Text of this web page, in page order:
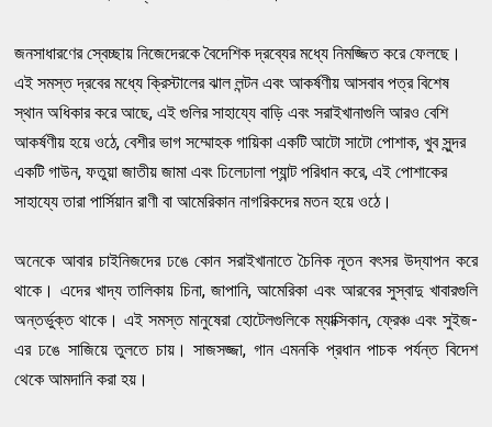
জনসাধারণের স্বেচ্ছায় নিজেদেরকে বৈদেশিক দ্রব্যের মধ্যে নিমজ্জিত করে ফেলছে।
এই সমস্ত দ্রবের মধ্যে ক্রিস্টালের ঝাল লন্টন এবং আকর্ষণীয় আসবাব পত্র বিশেষ
স্থান অধিকার করে আছে, এই গুলির সাহায্যে বাড়ি এবং সরাইখানাগুলি আরও বেশি
আকর্ষণীয় হয়ে ওঠে, বেশীর ভাগ সম্মােহক গায়িকা একটি আটো সাটো পােশাক, খুব সুন্দর
একটি গাউন, ফতুয়া জাতীয় জামা এবং ঢিলেঢালা প্যান্ট পরিধান করে, এই পােশাকের
সাহায্যে তারা পার্সিয়ান রাণী বা আমেরিকান নাগরিকদের মতন হয়ে ওঠে।
অনেকে আবার চাইনিজদের ঢঙে কোন সরাইখানাতে চৈনিক নূতন বৎসর উদ্যাপন করে
থাকে। এদের খাদ্য তালিকায় চিনা, জাপানি, আমেরিকা এবং আরবের সুস্বাদু খাবারগুলি
অন্তর্ভুক্ত থাকে। এই সমস্ত মানুষেরা হােটেলগুলিকে ম্যাক্সিকান, ফ্রেঞ্চ এবং সুইজ-
এর ঢঙে সাজিয়ে তুলতে চায়। সাজসজ্জা, গান এমনকি প্রধান পাচক পর্যন্ত বিদেশ
থেকে আমদানি করা হয়।